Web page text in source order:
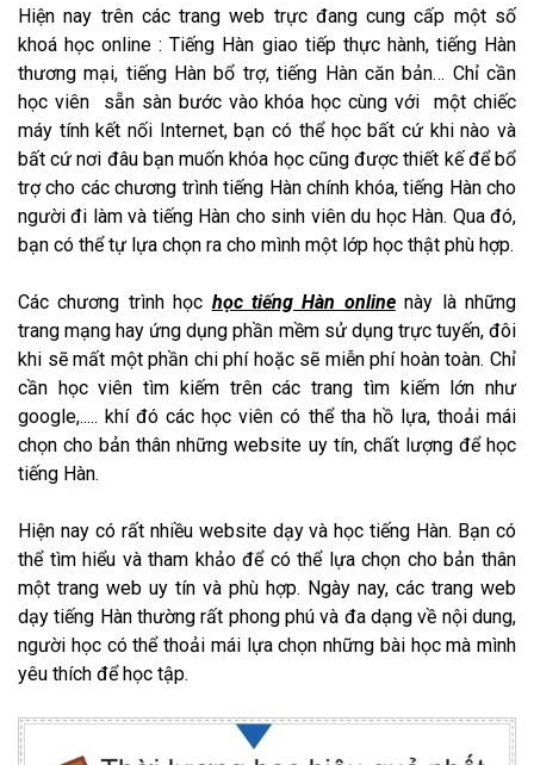
Hiện nay trên các trang web trực đang cung cấp một số
khoá học online : Tiếng Hàn giao tiếp thực hành, tiếng Hàn
thương mại, tiếng Hàn bổ trợ, tiếng Hàn căn bản… Chỉ cần
học viên sẵn sàn bước vào khóa học cùng với một chiếc
máy tính kết nối Internet, bạn có thể học bất cứ khi nào và
bất cứ nơi đâu bạn muốn khóa học cũng được thiết kế để bổ
trợ cho các chương trình tiếng Hàn chính khóa, tiếng Hàn cho
người đi làm và tiếng Hàn cho sinh viên du học Hàn. Qua đó,
bạn có thể tự lựa chọn ra cho mình một lớp học thật phù hợp.
Các chương trình học học tiếng Hàn onlinenày là những
trang mạng hay ứng dụng phần mềm sử dụng trực tuyến, đôi
khi sẽ mất một phần chi phí hoặc sẽ miễn phí hoàn toàn. Chỉ
cần học viên tìm kiếm trên các trang tìm kiếm lớn như
google,..... khí đó các học viên có thể tha hồ lựa, thoải mái
chọn cho bản thân những website uy tín, chất lượng để học
tiếng Hàn.
Hiện nay có rất nhiều website dạy và học tiếng Hàn. Bạn có
thể tìm hiểu và tham khảo để có thể lựa chọn cho bản thân
một trang web uy tín và phù hợp. Ngày nay, các trang web
dạy tiếng Hàn thường rất phong phú và đa dạng về nội dung,
người học có thể thoải mái lựa chọn những bài học mà mình
yêu thích để học tập.